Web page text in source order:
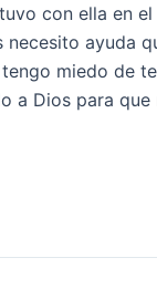
con ella en
ayuda
miedo de
a Dios para